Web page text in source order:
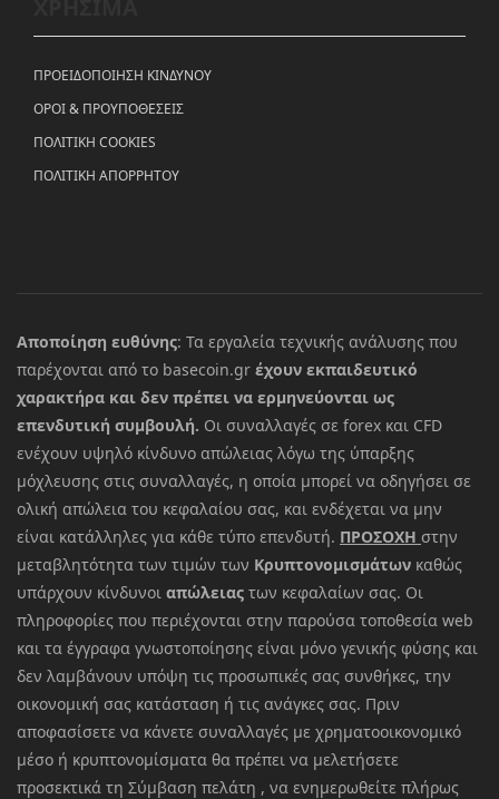
ΠΡΟΕΙΔΟΠΟΙΗΣΗ ΚΙΝΔΥΝΟΥ
ΟΡΟΙ & ΠΡΟΥΠΟΘΕΣΕΙΣ
ΠΟΛΙΤΙΚΗ COOKIES
ΠΟΛΙΤΙΚΗ ΑΠΟΡΡΗΤΟΥ
Αποποίηση ευθύνης: Τα εργαλεία τεχνικής ανάλυσης που
παρέχονται από το basecoin.gr έχουν εκπαιδευτικό
χαρακτήρα και δεν πρέπει να ερμηνεύονται ως
επενδυτική συμβουλή. Οι συναλλαγές σε forex και CFD
ενέχουν υψηλό κίνδυνο απώλειας λόγω της ύπαρξης
μόχλευσης στις συναλλαγές, η οποία μπορεί να οδηγήσει σε
ολική απώλεια του κεφαλαίου σας, και ενδέχεται να μην
είναι κατάλληλες για κάθε τύπο επενδυτή. ΠΡΟΣΟΧΗ στην
μεταβλητότητα των τιμών των Κρυπτονομισμάτων καθώς
υπάρχουν κίνδυνοι απώλειας των κεφαλαίων σας. Οι
πληροφορίες που περιέχονται στην παρούσα τοποθεσία web
και τα έγγραφα γνωστοποίησης είναι μόνο γενικής φύσης και
δεν λαμβάνουν υπόψη τις προσωπικές σας συνθήκες, την
οικονομική σας κατάσταση ή τις ανάγκες σας. Πριν
αποφασίσετε να κάνετε συναλλαγές με χρηματοοικονομικό
μέσο ή κρυπτονομίσματα θα πρέπει να μελετήσετε
προσεκτικά τη Σύμβαση πελάτη , να ενημερωθείτε πλήρως